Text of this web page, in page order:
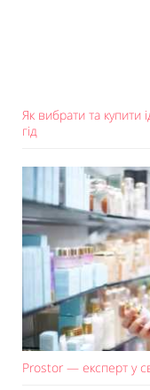
Як вибрати та
гід
Prostor — експерт у